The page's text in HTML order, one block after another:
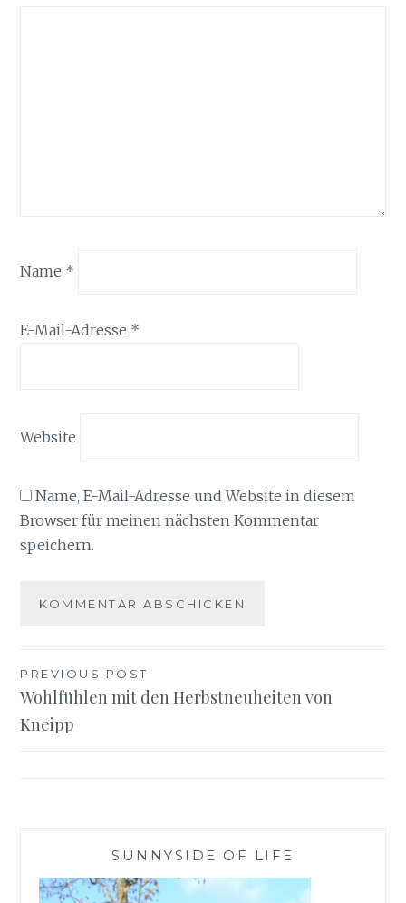
Name *
E-Mail-Adresse *
Website
Name, E-Mail-Adresse und Website in diesem
Browser für meinen nächsten Kommentar
speichern.
Beitragsnavigation
PREVIOUS POST
Wohlfühlen mit den Herbstneuheiten von
Kneipp
SUNNYSIDE OF LIFE